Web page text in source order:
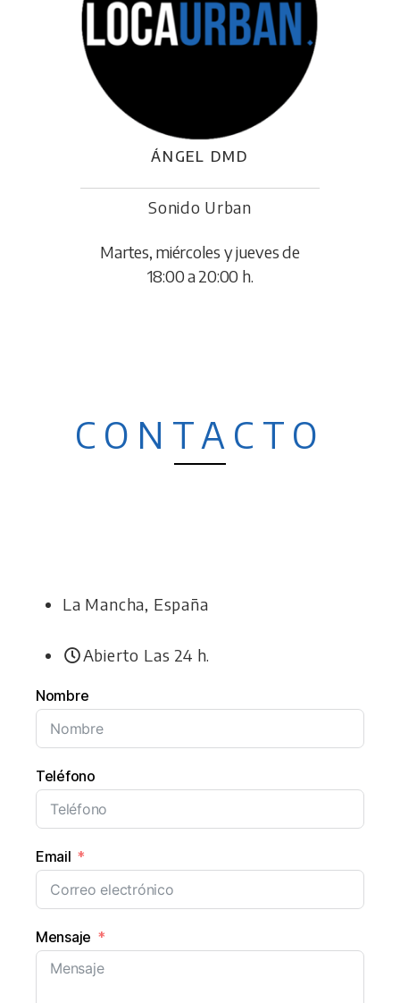
ÁNGEL DMD
Sonido Urban
Martes, miércoles y jueves de
18:00 a 20:00 h.
CONTACTO
La Mancha, España
Abierto Las 24 h.
Nombre
Teléfono
Email
Mensaje